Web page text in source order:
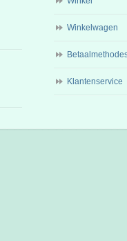
Winkelwagen
Klantenservice